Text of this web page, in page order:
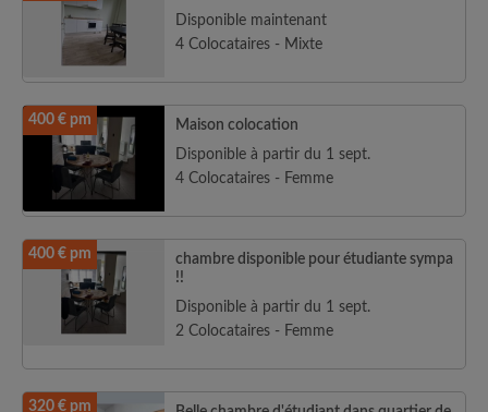
Disponible maintenant
4 Colocataires - Mixte
400 € pm
Maison colocation
Disponible à partir du 1 sept.
4 Colocataires - Femme
400 € pm
chambre disponible pour étudiante sympa
!!
Disponible à partir du 1 sept.
2 Colocataires - Femme
320 € pm